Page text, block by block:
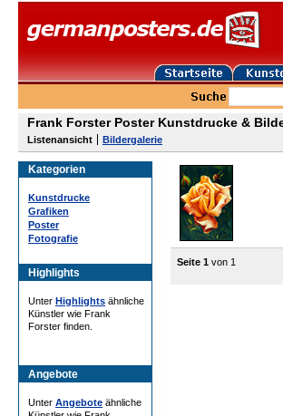
Frank Forster Poster Kunstdrucke &
Listenansicht Bildergalerie
Kategorien
Kunstdrucke
Grafiken
Poster
Fotografie
Highlights
Unter Highlights ähnliche
Künstler wie Frank
Forster finden.
Angebote
Unter Angebote ähnliche
Seite 1 von 1